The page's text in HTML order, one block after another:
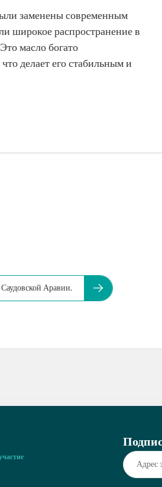
заменены современным
широкое распространение в
масло богато
делает его стабильным и
Аравии.